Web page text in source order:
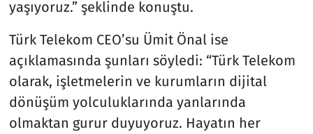
yaşıyoruz.” şeklinde konuştu.
Türk Telekom CEO’su Ümit Önal ise
açıklamasında şunları söyledi: “Türk Telekom
olarak, işletmelerin ve kurumların dijital
dönüşüm yolculuklarında yanlarında
olmaktan gurur duyuyoruz. Hayatın her